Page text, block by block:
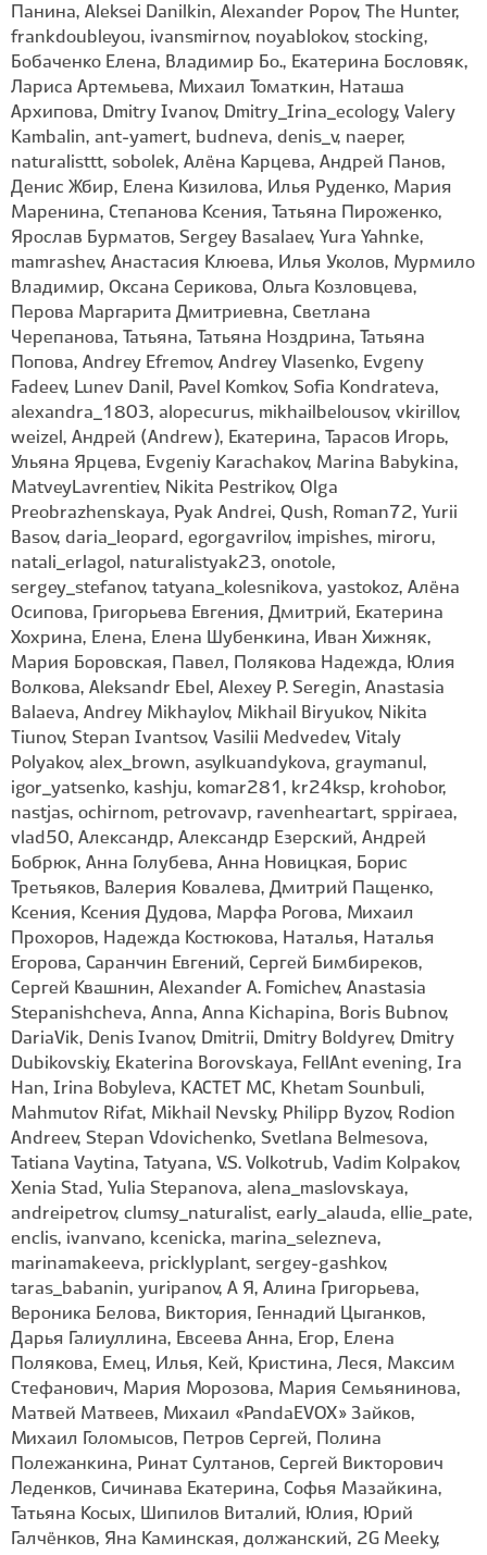
Панина, Aleksei Danilkin, Alexander Popov, The Hunter,
frankdoubleyou, ivansmirnov, noyablokov, stocking,
Бобаченко Елена, Владимир Бо., Екатерина Бословяк,
Лариса Артемьева, Михаил Томаткин, Наташа
Архипова, Dmitry Ivanov, Dmitry_Irina_ecology, Valery
Kambalin, ant-yamert, budneva, denis_v, naeper,
naturalisttt, sobolek, Алёна Карцева, Андрей Панов,
Денис Жбир, Елена Кизилова, Илья Руденко, Мария
Маренина, Степанова Ксения, Татьяна Пироженко,
Ярослав Бурматов, Sergey Basalaev, Yura Yahnke,
mamrashev, Анастасия Клюева, Илья Уколов, Мурмило
Владимир, Оксана Серикова, Ольга Козловцева,
Перова Маргарита Дмитриевна, Светлана
Черепанова, Татьяна, Татьяна Ноздрина, Татьяна
Попова, Andrey Efremov, Andrey Vlasenko, Evgeny
Fadeev, Lunev Danil, Pavel Komkov, Sofia Kondrateva,
alexandra_1803, alopecurus, mikhailbelousov, vkirillov,
weizel, Андрей (Andrew), Екатерина, Тарасов Игорь,
Ульяна Ярцева, Evgeniy Karachakov, Marina Babykina,
MatveyLavrentiev, Nikita Pestrikov, Olga
Preobrazhenskaya, Pyak Andrei, Qush, Roman72, Yurii
Basov, daria_leopard, egorgavrilov, impishes, miroru,
natali_erlagol, naturalistyak23, onotole,
sergey_stefanov, tatyana_kolesnikova, yastokoz, Алёна
Осипова, Григорьева Евгения, Дмитрий, Екатерина
Хохрина, Елена, Елена Шубенкина, Иван Хижняк,
Мария Боровская, Павел, Полякова Надежда, Юлия
Волкова, Aleksandr Ebel, Alexey P. Seregin, Anastasia
Balaeva, Andrey Mikhaylov, Mikhail Biryukov, Nikita
Tiunov, Stepan Ivantsov, Vasilii Medvedev, Vitaly
Polyakov, alex_brown, asylkuandykova, graymanul,
igor_yatsenko, kashju, komar281, kr24ksp, krohobor,
nastjas, ochirnom, petrovavp, ravenheartart, sppiraea,
vlad50, Александр, Александр Езерский, Андрей
Бобрюк, Анна Голубева, Анна Новицкая, Борис
Третьяков, Валерия Ковалева, Дмитрий Пащенко,
Ксения, Ксения Дудова, Марфа Рогова, Михаил
Прохоров, Надежда Костюкова, Наталья, Наталья
Егорова, Саранчин Евгений, Сергей Бимбиреков,
Сергей Квашнин, Alexander A. Fomichev, Anastasia
Stepanishcheva, Anna, Anna Kichapina, Boris Bubnov,
DariaVik, Denis Ivanov, Dmitrii, Dmitry Boldyrev, Dmitry
Dubikovskiy, Ekaterina Borovskaya, FellAnt evening, Ira
Han, Irina Bobyleva, KACTET MC, Khetam Sounbuli,
Mahmutov Rifat, Mikhail Nevsky, Philipp Byzov, Rodion
Andreev, Stepan Vdovichenko, Svetlana Belmesova,
Tatiana Vaytina, Tatyana, V.S. Volkotrub, Vadim Kolpakov,
Xenia Stad, Yulia Stepanova, alena_maslovskaya,
andreipetrov, clumsy_naturalist, early_alauda, ellie_pate,
enclis, ivanvano, kcenicka, marina_selezneva,
marinamakeeva, pricklyplant, sergey-gashkov,
taras_babanin, yuripanov, А Я, Алина Григорьева,
Вероника Белова, Виктория, Геннадий Цыганков,
Дарья Галиуллина, Евсеева Анна, Егор, Елена
Полякова, Емец, Илья, Кей, Кристина, Леся, Максим
Стефанович, Мария Морозова, Мария Семьянинова,
Матвей Матвеев, Михаил «PandaEVOX» Зайков,
Михаил Голомысов, Петров Сергей, Полина
Полежанкина, Ринат Султанов, Сергей Викторович
Леденков, Сичинава Екатерина, Софья Мазайкина,
Татьяна Косых, Шипилов Виталий, Юлия, Юрий
Галчёнков, Яна Каминская, должанский, 2G Meeky,